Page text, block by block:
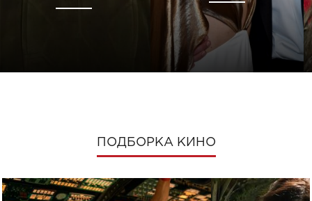
ПОДБОРКА КИНО